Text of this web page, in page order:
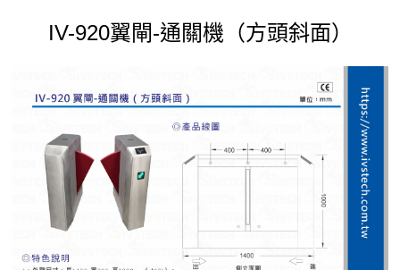
車牌辨識系統系列
Etag長距離讀卡機系列
紅綠燈號誌系統系列
人員通關管制機系列
停車場周邊系列
車輪檔防撞條系列
IV-920翼閘-通關機（方頭斜面）